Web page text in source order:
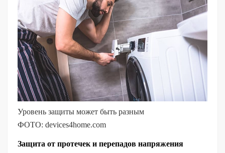
Уровень защиты может быть разным
ФОТО: devices4home.com
Защита от протечек и перепадов напряжения